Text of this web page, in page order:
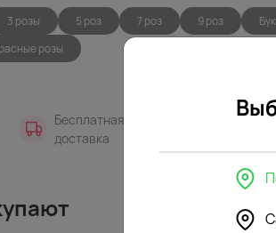
3 розы 5 роз 7 роз 9 роз
розы
Бесплатная
доставка